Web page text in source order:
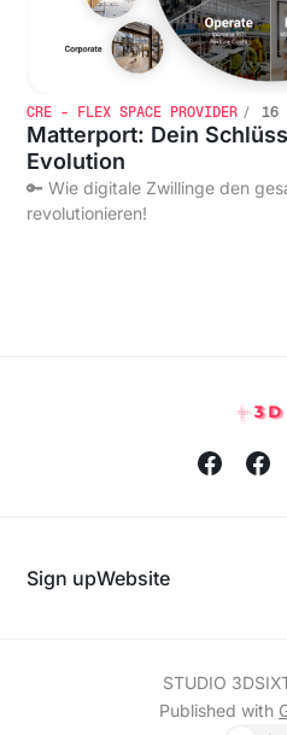
CRE - FLEX SPACE PROVIDER 16
Matterport: Dein
Evolution
🔑 Wie digitale Zwillinge den
revolutionieren!
Sign upWebsite
STUDIO
Published with